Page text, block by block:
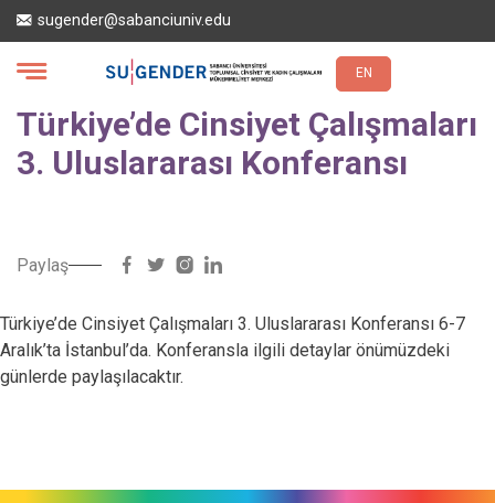
Ana
içeriğe
atla
sugender@sabanciuniv.edu
EN
Türkiye’de Cinsiyet Çalışmaları
3. Uluslararası Konferansı
Paylaş
Türkiye’de Cinsiyet Çalışmaları 3. Uluslararası Konferansı 6-7
Aralık’ta İstanbul’da. Konferansla ilgili detaylar önümüzdeki
günlerde paylaşılacaktır.